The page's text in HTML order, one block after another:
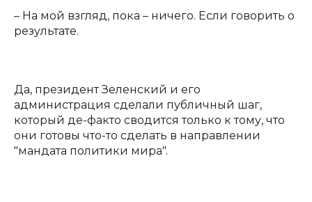
– На мой взгляд, пока – ничего. Если говорить о
результате.
Да, президент Зеленский и его
администрация сделали публичный шаг,
который де-факто сводится только к тому, что
они готовы что-то сделать в направлении
"мандата политики мира".